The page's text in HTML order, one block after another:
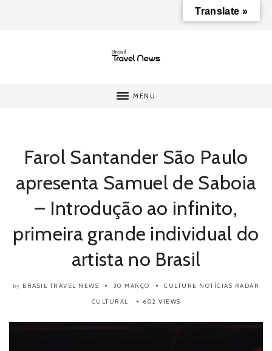
MENU
Farol Santander São Paulo
apresenta Samuel de Saboia
– Introdução ao infinito,
primeira grande individual do
artista no Brasil
by BRASIL TRAVEL NEWS 30 MARÇO CULTURE NOTÍCIAS RADAR
CULTURAL
602 VIEWS
Translate »